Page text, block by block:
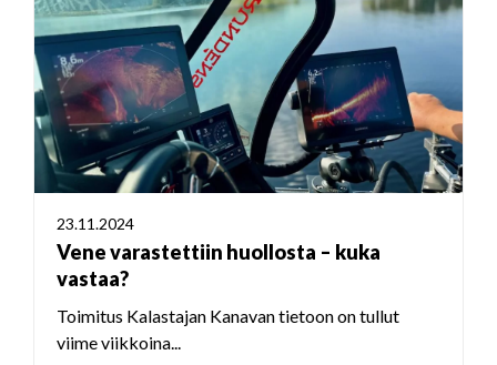
23.11.2024
Vene varastettiin huollosta – kuka
vastaa?
Toimitus Kalastajan Kanavan tietoon on tullut
viime viikkoina...